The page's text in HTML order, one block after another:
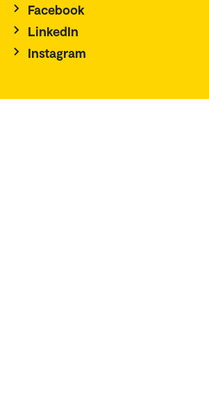
Facebook
LinkedIn
Instagram